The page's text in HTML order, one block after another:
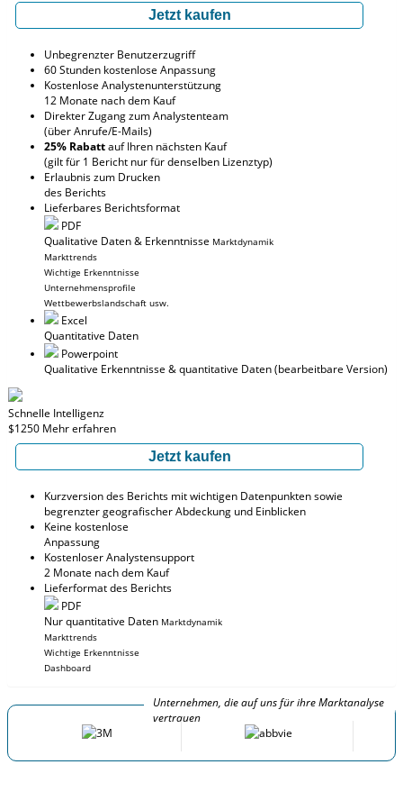
Jetzt kaufen
Unbegrenzter Benutzerzugriff
60 Stunden kostenlose Anpassung
Kostenlose Analystenunterstützung
12 Monate nach dem Kauf
Direkter Zugang zum Analystenteam
(über Anrufe/E-Mails)
25% Rabattauf Ihren nächsten Kauf
(gilt für 1 Bericht nur für denselben Lizenztyp)
Erlaubnis zum Drucken
des Berichts
Lieferbares Berichtsformat
PDF
Qualitative Daten & Erkenntnisse Marktdynamik
Markttrends
Wichtige Erkenntnisse
Unternehmensprofile
Wettbewerbslandschaft usw.
Excel
Quantitative Daten
Powerpoint
Qualitative Erkenntnisse & quantitative Daten(bearbeitbare Version)
Schnelle Intelligenz
$1250 Mehr erfahren
Jetzt kaufen
Kurzversion des Berichts mit wichtigen Datenpunkten sowie
begrenzter geografischer Abdeckung und Einblicken
Keine kostenlose
Anpassung
Kostenloser Analystensupport
2 Monate nach dem Kauf
Lieferformat des Berichts
PDF
Nur quantitative Daten Marktdynamik
Markttrends
Wichtige Erkenntnisse
Dashboard
Unternehmen, die auf uns für ihre Marktanalyse
vertrauen